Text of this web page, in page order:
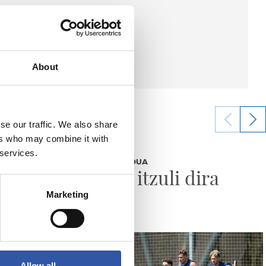
About
our traffic. We also share
who may combine it with
Marketing
ENTRENAMENDUA
Lanera itzuli dira